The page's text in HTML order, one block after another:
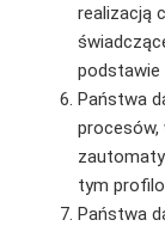
realizacją
podstawie
Państwa
procesów,
tym
Państwa